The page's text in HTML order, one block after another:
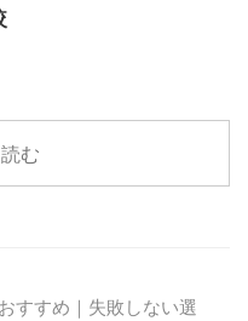
む
すすめ｜失敗しない選